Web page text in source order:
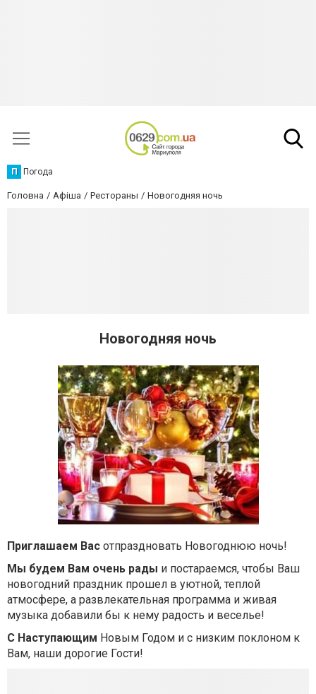
П Погода
Головна Афіша Рестораны Новогодняя ночь
Новогодняя ночь
Приглашаем Вас отпраздновать Новогоднюю ночь!
Мы будем Вам очень рады и постараемся, чтобы Ваш
новогодний праздник прошел в уютной, теплой
атмосфере, а развлекательная программа и живая
музыка добавили бы к нему радость и веселье!
С Наступающим Новым Годом и с низким поклоном к
Вам, наши дорогие Гости!